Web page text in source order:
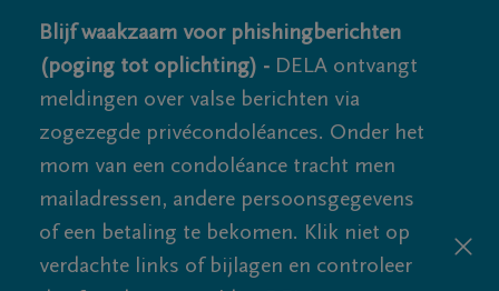
Blijf waakzaam voor phishingberichten
(poging tot oplichting) - DELA ontvangt
meldingen over valse berichten via
zogezegde privécondoléances. Onder het
mom van een condoléance tracht men
mailadressen, andere persoonsgegevens
of een betaling te bekomen. Klik niet op
verdachte links of bijlagen en controleer